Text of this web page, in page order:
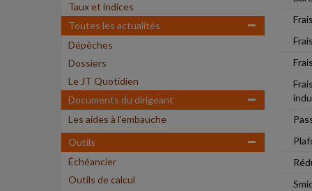
Taux et indices
Toutes les actualités
Dépêches
Dossiers
Le JT Quotidien
Documents du dirigeant
Les aides à l'embauche
Outils
Échéancier
Outils de calcul